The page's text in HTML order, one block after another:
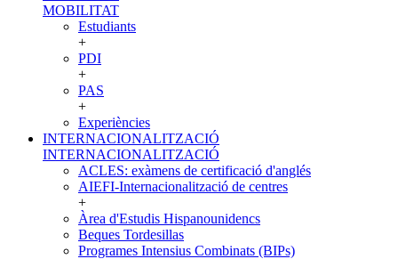
MOBILITAT
Estudiants
+
PDI
+
PAS
+
Experiències
INTERNACIONALITZACIÓ
INTERNACIONALITZACIÓ
ACLES: exàmens de certificació d'anglés
AIEFI-Internacionalització de centres
+
Àrea d'Estudis Hispanounidencs
Beques Tordesillas
Programes Intensius Combinats (BIPs)